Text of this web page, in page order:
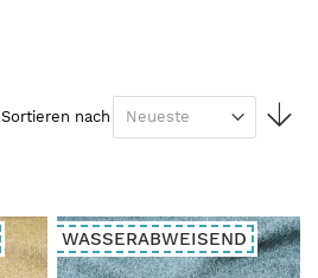
Sortieren nach
WASSERABWEISEND